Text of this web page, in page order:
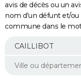
Retraite
Epargne
Immobilier
Risques naturels par
Banque
Assurance
AUTO
Essais
Réserver un essai
Citadines
Berlines
SUV
Forum auto
+
Mobiles
Meilleur smartphone
Internet
Ordinateurs
Jeux vidéo
Guide high-tech
Aménagement intérieur
avis de décès ou un
nom d'un défunt et/ou
commune dans le